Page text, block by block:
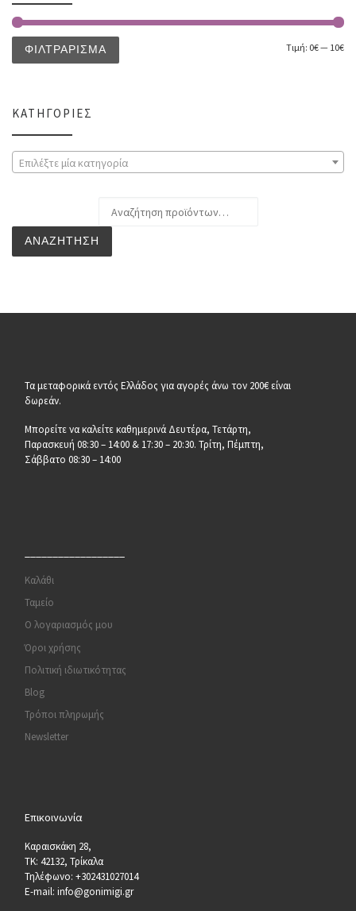
ΦΙΛΤΡΆΡΙΣΜΑ Τιμή: 0€— 10€
ΚΑΤΗΓΟΡΊΕΣ
Επιλέξτε μία κατηγορία
ΑΝΑΖΉΤΗΣΗ
Τα μεταφορικά εντός Ελλάδος για αγορές άνω τον 200€ είναι
δωρεάν.
Μπορείτε να καλείτε καθημερινά Δευτέρα, Τετάρτη,
Παρασκευή 08:30 – 14:00 & 17:30 – 20:30. Τρίτη, Πέμπτη,
Σάββατο 08:30 – 14:00
Καλάθι
Ταμείο
Ο λογαριασμός μου
Όροι χρήσης
Πολιτική ιδιωτικότητας
Blog
Τρόποι πληρωμής
Newsletter
Επικοινωνία
Καραισκάκη 28,
ΤΚ: 42132, Τρίκαλα
Τηλέφωνο: +302431027014
E-mail: info@gonimigi.gr